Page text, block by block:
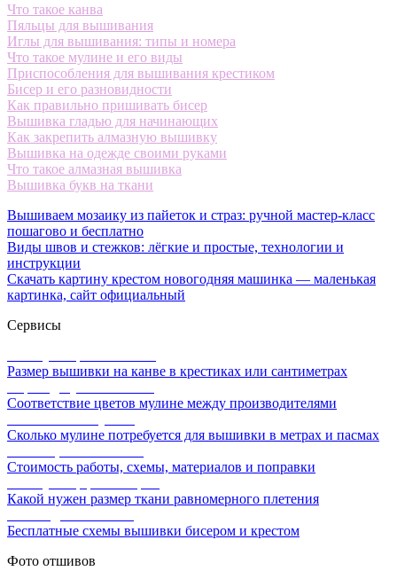
Что такое канва
Пяльцы для вышивания
Иглы для вышивания: типы и номера
Что такое мулине и его виды
Приспособления для вышивания крестиком
Бисер и его разновидности
Как правильно пришивать бисер
Вышивка гладью для начинающих
Как закрепить алмазную вышивку
Вышивка на одежде своими руками
Что такое алмазная вышивка
Вышивка букв на ткани
Вышиваем мозаику из пайеток и страз: ручной мастер-класс
пошагово и бесплатно
Виды швов и стежков: лёгкие и простые, технологии и
инструкции
Скачать картину крестом новогодняя машинка — маленькая
картинка, сайт официальный
Сервисы
Размер вышивки на канве в крестиках или сантиметрах
Соответствие цветов мулине между производителями
Сколько мулине потребуется для вышивки в метрах и пасмах
Стоимость работы, схемы, материалов и поправки
Какой нужен размер ткани равномерного плетения
Бесплатные схемы вышивки бисером и крестом
Фото отшивов